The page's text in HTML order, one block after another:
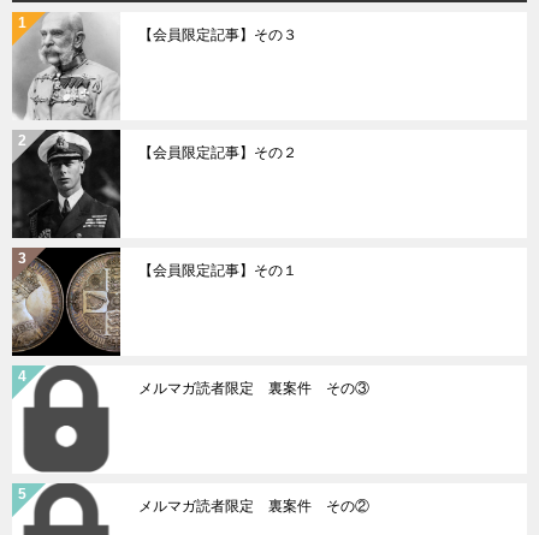
【会員限定記事】その３
【会員限定記事】その２
【会員限定記事】その１
メルマガ読者限定 裏案件 その③
メルマガ読者限定 裏案件 その②